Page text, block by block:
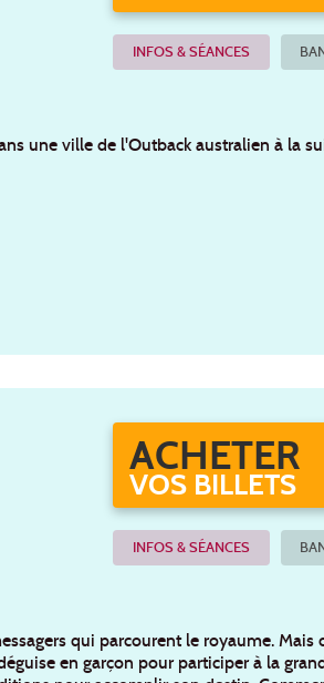
INFOS & SÉANCES
une ville de l'Outback australien à la
ACHETER
VOS BILLETS
INFOS & SÉANCES
qui parcourent le royaume. Mais
en garçon pour participer à la